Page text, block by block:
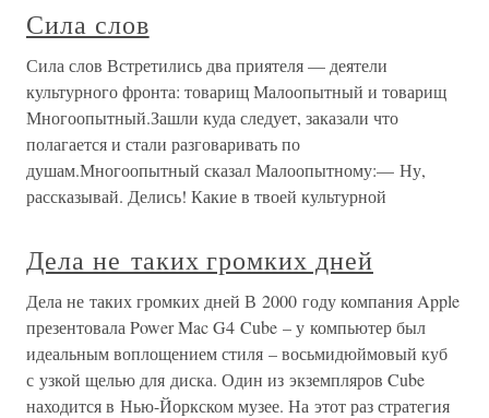
Сила слов
Сила слов Встретились два приятеля — деятели
культурного фронта: товарищ Малоопытный и товарищ
Многоопытный.Зашли куда следует, заказали что
полагается и стали разговаривать по
душам.Многоопытный сказал Малоопытному:— Ну,
рассказывай. Делись! Какие в твоей культурной
Дела не таких громких дней
Дела не таких громких дней В 2000 году компания Apple
презентовала Power Mac G4 Cube – у компьютер был
идеальным воплощением стиля – восьмидюймовый куб
с узкой щелью для диска. Один из экземпляров Cube
находится в Нью-Йоркском музее. На этот раз стратегия